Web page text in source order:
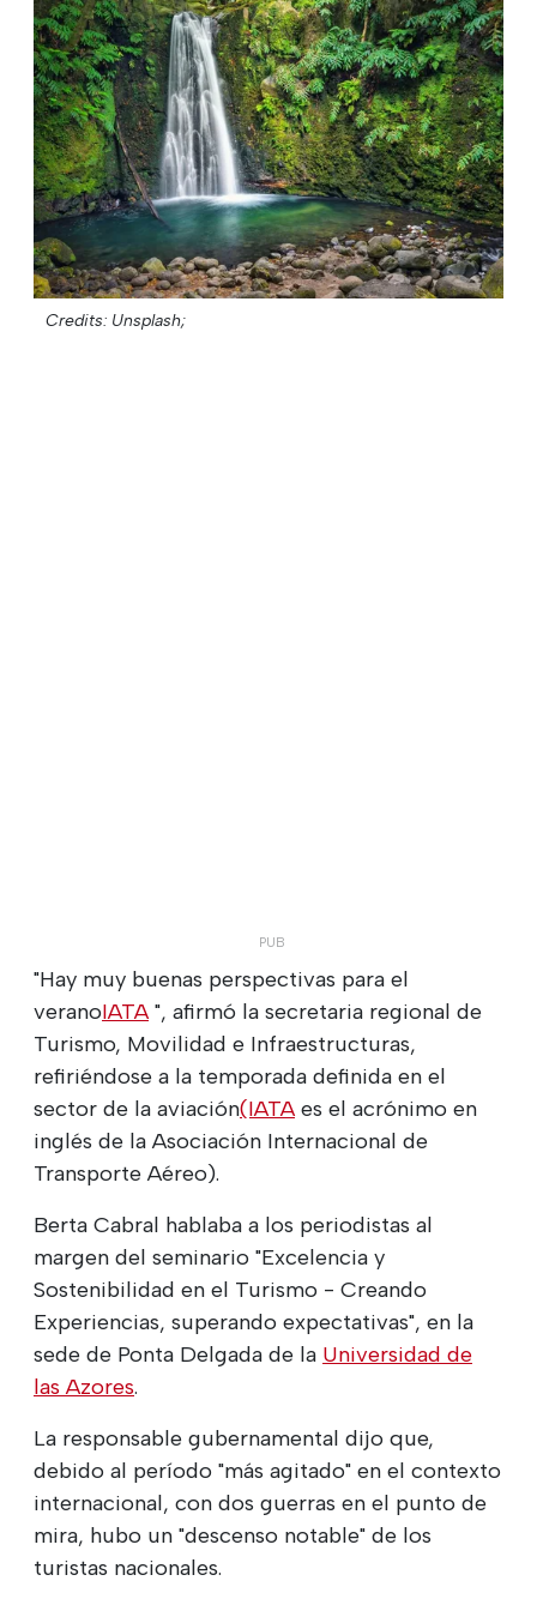
Credits: Unsplash;
"Hay muy buenas perspectivas para el
veranoIATA ", afirmó la secretaria regional de
Turismo, Movilidad e Infraestructuras,
refiriéndose a la temporada definida en el
sector de la aviación(IATA es el acrónimo en
inglés de la Asociación Internacional de
Transporte Aéreo).
Berta Cabral hablaba a los periodistas al
margen del seminario "Excelencia y
Sostenibilidad en el Turismo - Creando
Experiencias, superando expectativas", en la
sede de Ponta Delgada de la Universidad de
las Azores.
La responsable gubernamental dijo que,
debido al período "más agitado" en el contexto
internacional, con dos guerras en el punto de
mira, hubo un "descenso notable" de los
turistas nacionales.